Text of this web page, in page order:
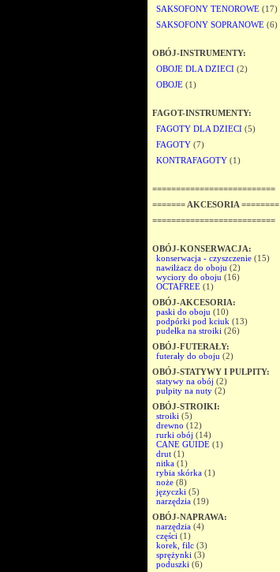
SAKSOFONY TENOROWE (17)
SAKSOFONY SOPRANOWE (6)
OBÓJ-INSTRUMENTY:
OBOJE DLA DZIECI (2)
OBOJE (1)
FAGOT-INSTRUMENTY:
FAGOTY DLA DZIECI (5)
FAGOTY (7)
KONTRAFAGOTY (1)
==========================
======= AKCESORIA ========
==========================
OBÓJ-KONSERWACJA:
konserwacja - czyszczenie (15)
nawilżacz do oboju (2)
wyciory do oboju (16)
OCTAFREE (1)
OBÓJ-AKCESORIA:
paski do oboju (10)
podpórki pod kciuk (13)
pudełka na stroiki (26)
OBÓJ-FUTERAŁY:
futerały do oboju (2)
OBÓJ-STATYWY I PULPITY:
statywy na obój (2)
pulpity na nuty (2)
OBÓJ-STROIKI:
stroiki (5)
drewno (12)
rurki obój (14)
CANE GUIDE (1)
drut (1)
nitka (1)
rybia skórka (1)
noże (8)
języczki (5)
narzędzia (19)
OBÓJ-NAPRAWA:
narzędzia (4)
części (1)
korek, filc (3)
sprężynki (3)
poduszki (6)